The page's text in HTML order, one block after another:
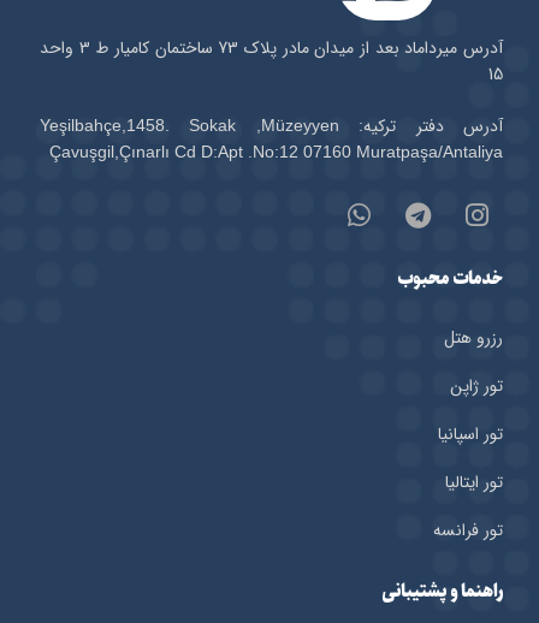
آدرس میرداماد بعد از میدان مادر پلاک 73 ساختمان کامیار ط 3 واحد
15
آدرس دفتر ترکیه: Yeşilbahçe,1458. Sokak ,Müzeyyen
Çavuşgil,Çınarlı Cd D:Apt .No:12 07160 Muratpaşa/Antaliya
خدمات محبوب
رزرو هتل‌
تور ژاپن
تور اسپانیا
تور ایتالیا
تور فرانسه
راهنما و پشتیبانی